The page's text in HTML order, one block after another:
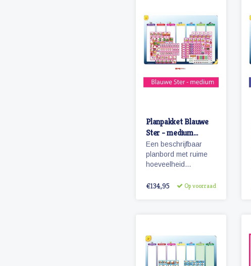
Planpakket Blauwe
Ster - medium
(meisje)
Een beschrijfbaar
planbord met ruime
hoeveelheid
pictogrammen voor
kolomkleuren.
€134,95 Op voorraad